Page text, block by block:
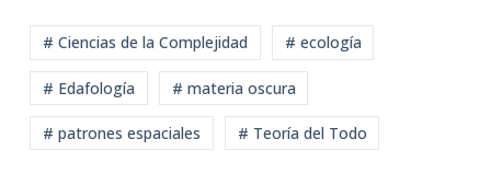
# Ciencias de la Complejidad # ecología
# Edafología # materia oscura
# patrones espaciales # Teoría del Todo